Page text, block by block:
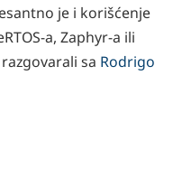
je i korišćenje
a, Zaphyr-a ili
sa Rodrigo